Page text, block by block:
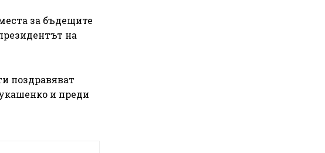
за бъдещите
на
поздравяват
и преди